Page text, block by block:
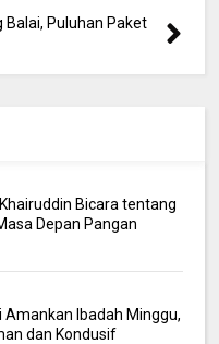
Balai, Puluhan Paket
Bicara tentang
Depan Pangan
Amankan Ibadah Minggu,
dan Kondusif